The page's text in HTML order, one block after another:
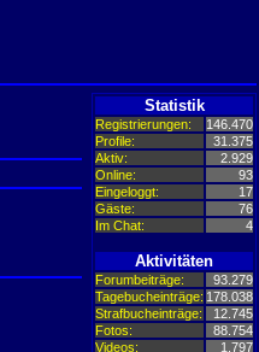
Statistik
Registrierungen:
146.470
Profile:
31.375
Aktiv:
2.929
Online:
93
Eingeloggt:
17
Gäste:
76
Im Chat:
4
Aktivitäten
Forumbeiträge:
93.279
Tagebucheinträge: 178.038
Strafbucheinträge:
12.745
Fotos:
88.754
Videos:
1.797